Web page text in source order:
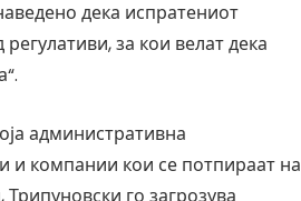
дека испратениот
за кои велат дека
административна
и компании кои се потпираат на
го загрозува